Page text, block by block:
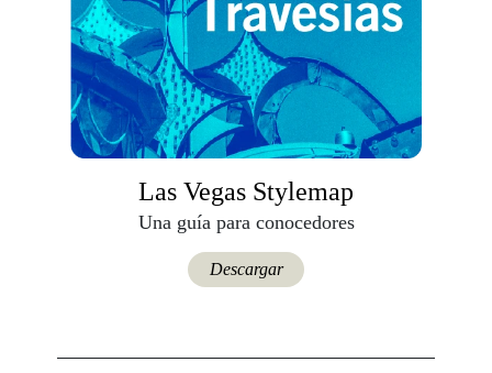
Las Vegas Stylemap
Una guía para conocedores
Descargar